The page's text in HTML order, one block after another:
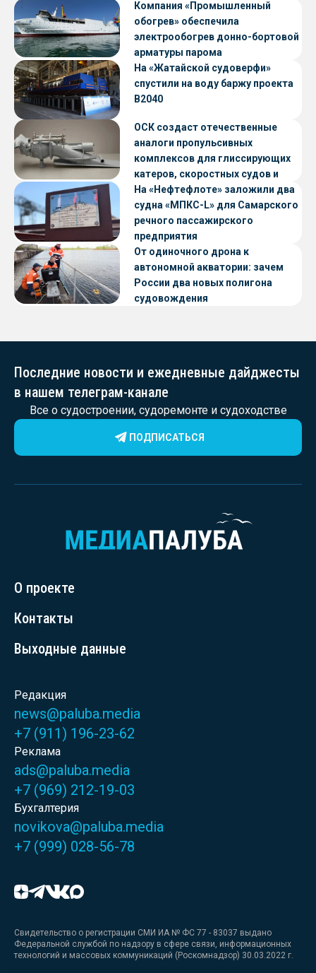
Компания «Промышленный
обогрев» обеспечила
электрообогрев донно-бортовой
арматуры парома
«Петропавловск» проекта CNF22
На «Жатайской судоверфи»
спустили на воду баржу проекта
В2040
ОСК создаст отечественные
аналоги пропульсивных
комплексов для глиссирующих
катеров, скоростных судов и
судов с малой осадкой
На «Нефтефлоте» заложили два
судна «МПКС-L» для Самарского
речного пассажирского
предприятия
От одиночного дрона к
автономной акватории: зачем
России два новых полигона
судовождения
Последние новости и ежедневные дайджесты
в нашем телеграм-канале
Все о судостроении, судоремонте и судоходстве
ПОДПИСАТЬСЯ
О проекте
Контакты
Выходные данные
Редакция
news@paluba.media
+7 (911) 196-23-62
Реклама
ads@paluba.media
+7 (969) 212-19-03
Бухгалтерия
novikova@paluba.media
+7 (999) 028-56-78
Свидетельство о регистрации СМИ ИА № ФС 77 - 83037 выдано
Федеральной службой по надзору в сфере связи, информационных
технологий и массовых коммуникаций (Роскомнадзор) 30.03.2022 г.